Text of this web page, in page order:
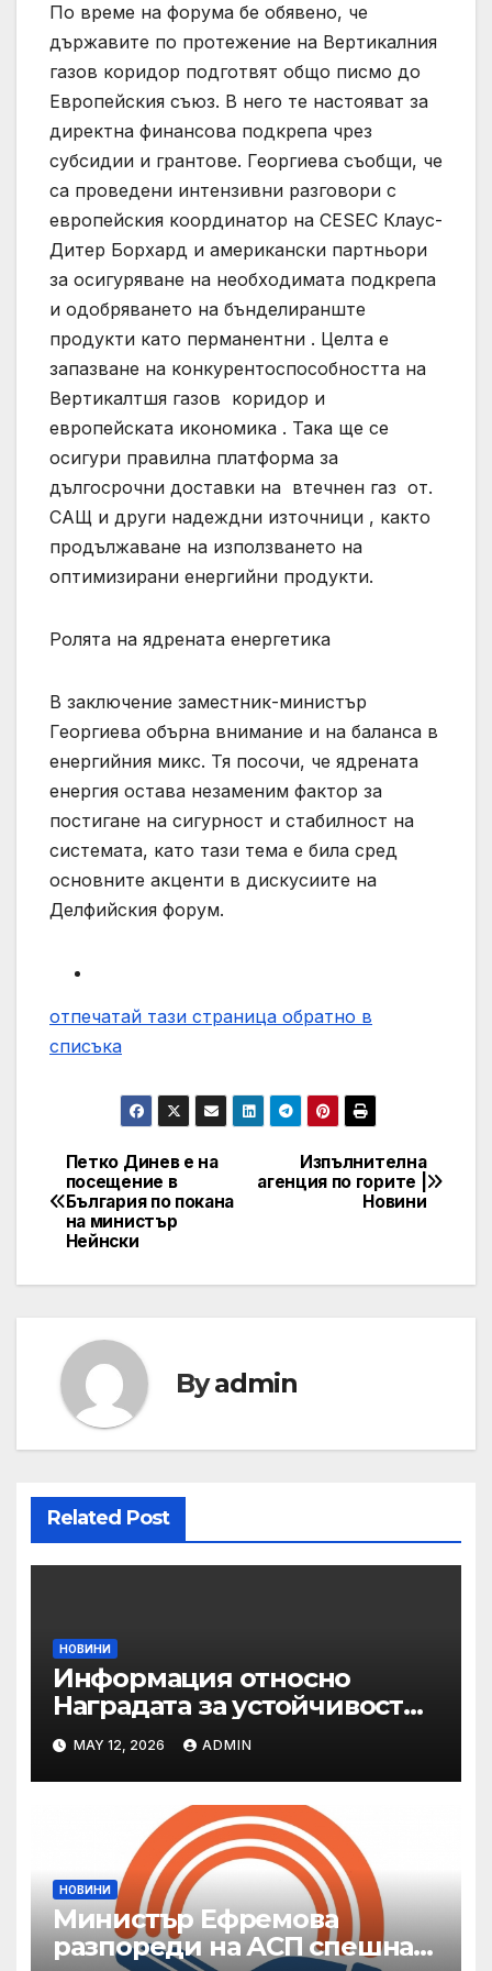
По време на форума бе обявено, че
държавите по протежение на Вертикалния
газов коридор подготвят общо писмо до
Европейския съюз. В него те настояват за
директна финансова подкрепа чрез
субсидии и грантове. Георгиева съобщи, че
са проведени интензивни разговори с
европейския координатор на CESEC Клаус-
Дитер Борхард и американски партньори
за осигуряване на необходимата подкрепа
и одобряването на бънделиранште
продукти като перманентни . Целта е
запазване на конкурентоспособността на
Вертикалтшя газов коридор и
европейската икономика . Така ще се
осигури правилна платформа за
дългосрочни доставки на втечнен газ от.
САЩ и други надеждни източници , както
продължаване на използването на
оптимизирани енергийни продукти.
Ролята на ядрената енергетика
В заключение заместник-министър
Георгиева обърна внимание и на баланса в
енергийния микс. Тя посочи, че ядрената
енергия остава незаменим фактор за
постигане на сигурност и стабилност на
системата, като тази тема е била сред
основните акценти в дискусиите на
Делфийския форум.
отпечатай тази страница обратно в
списъка
Post
navigation
Изпълнителна
агенция по горите |
Новини
Петко Динев е на
посещение в
България по покана
на министър
Нейнски
Byadmin
Related Post
НОВИНИ
Информация относно
Наградата за устойчивост
на ОАЕ „Зайед“
MAY 12, 2026 ADMIN
НОВИНИ
Министър Ефремова
разпореди на АСП спешна